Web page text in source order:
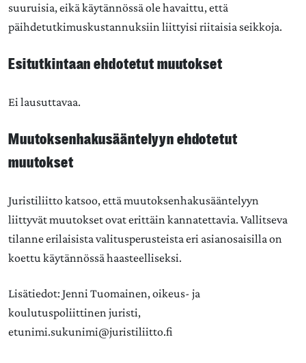
suuruisia, eikä käytännössä ole havaittu, että
päihdetutkimuskustannuksiin liittyisi riitaisia seikkoja.
Esitutkintaan ehdotetut muutokset
Ei lausuttavaa.
Muutoksenhakusääntelyyn ehdotetut
muutokset
Juristiliitto katsoo, että muutoksenhakusääntelyyn
liittyvät muutokset ovat erittäin kannatettavia. Vallitseva
tilanne erilaisista valitusperusteista eri asianosaisilla on
koettu käytännössä haasteelliseksi.
Lisätiedot: Jenni Tuomainen, oikeus- ja
koulutuspoliittinen juristi,
etunimi.sukunimi@juristiliitto.fi